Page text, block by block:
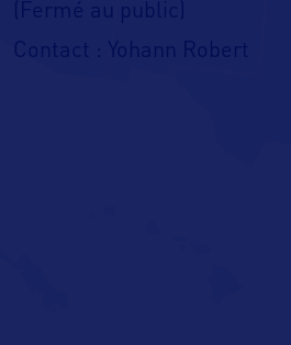
Contact : Yohann Robert